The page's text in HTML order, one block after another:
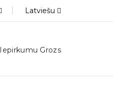
Latviešu
Iepirkumu Grozs